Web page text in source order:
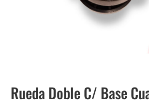
Rueda Doble C/ Base